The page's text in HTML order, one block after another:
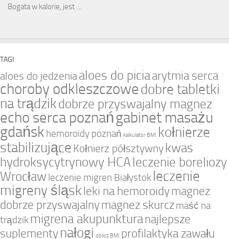
Bogata w kalorie, jest …
TAGI
aloes do jedzeniaaloes do piciaarytmia serca
choroby odkleszczowedobre tabletki
na trądzikdobrze przyswajalny magnez
echo serca poznańgabinet masażu
gdańsk hemoroidy poznań kalkulator BMI
kołnierze
stabilizujące Kołnierz półsztywny kwas
hydroksycytrynowy HCA leczenie boreliozy
Wrocław leczenie migren Białystok leczenie
migreny śląsk leki na hemoroidymagnez
dobrze przyswajalnymagnez skurczmaść na
trądzik migrena akupunkturanajlepsze
suplementynałogi oblicz BMI
profilaktyka zawału